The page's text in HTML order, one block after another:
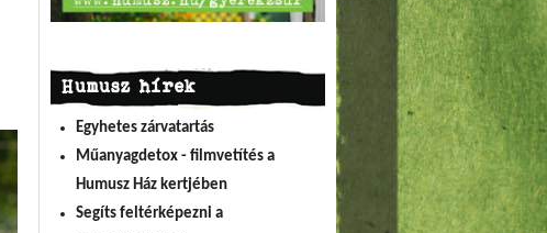
Humusz hírek
Egyhetes zárvatartás
Műanyagdetox - filmvetítés a
Humusz Ház kertjében
Segíts feltérképezni a